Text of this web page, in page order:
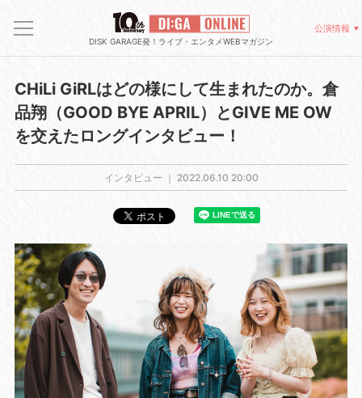
DISK GARAGE発！ライブ・エンタメWEBマガジン
公演情報
CHiLi GiRLはどの様にして生まれたのか。倉
品翔（GOOD BYE APRIL）とGIVE ME OW
を交えたロングインタビュー！
インタビュー ｜ 2022.06.10 20:00